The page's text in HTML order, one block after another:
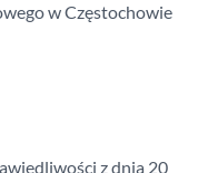
w Częstochowie
z dnia 20